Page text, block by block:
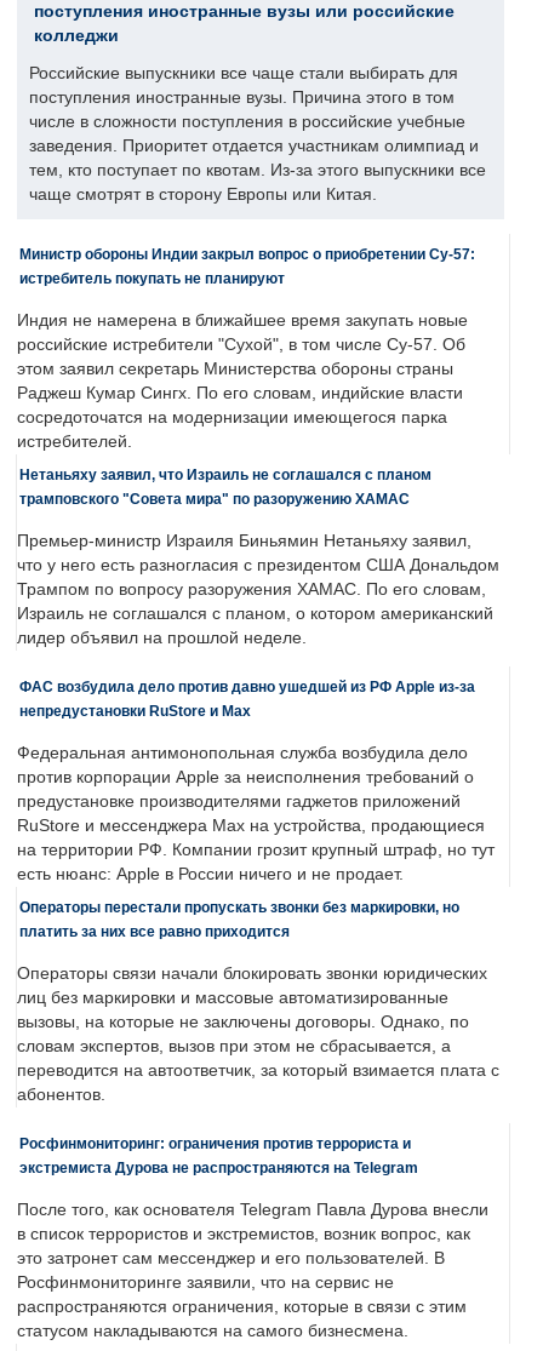
поступления иностранные вузы или российские
колледжи
Российские выпускники все чаще стали выбирать для
поступления иностранные вузы. Причина этого в том
числе в сложности поступления в российские учебные
заведения. Приоритет отдается участникам олимпиад и
тем, кто поступает по квотам. Из-за этого выпускники все
чаще смотрят в сторону Европы или Китая.
Министр обороны Индии закрыл вопрос о приобретении Су-57:
истребитель покупать не планируют
Индия не намерена в ближайшее время закупать новые
российские истребители "Сухой", в том числе Су-57. Об
этом заявил секретарь Министерства обороны страны
Раджеш Кумар Сингх. По его словам, индийские власти
сосредоточатся на модернизации имеющегося парка
истребителей.
Нетаньяху заявил, что Израиль не соглашался с планом
трамповского "Совета мира" по разоружению ХАМАС
Премьер-министр Израиля Биньямин Нетаньяху заявил,
что у него есть разногласия с президентом США Дональдом
Трампом по вопросу разоружения ХАМАС. По его словам,
Израиль не соглашался с планом, о котором американский
лидер объявил на прошлой неделе.
ФАС возбудила дело против давно ушедшей из РФ Apple из-за
непредустановки RuStore и Max
Федеральная антимонопольная служба возбудила дело
против корпорации Apple за неисполнения требований о
предустановке производителями гаджетов приложений
RuStore и мессенджера Max на устройства, продающиеся
на территории РФ. Компании грозит крупный штраф, но тут
есть нюанс: Apple в России ничего и не продает.
Операторы перестали пропускать звонки без маркировки, но
платить за них все равно приходится
Операторы связи начали блокировать звонки юридических
лиц без маркировки и массовые автоматизированные
вызовы, на которые не заключены договоры. Однако, по
словам экспертов, вызов при этом не сбрасывается, а
переводится на автоответчик, за который взимается плата с
абонентов.
Росфинмониторинг: ограничения против террориста и
экстремиста Дурова не распространяются на Telegram
После того, как основателя Telegram Павла Дурова внесли
в список террористов и экстремистов, возник вопрос, как
это затронет сам мессенджер и его пользователей. В
Росфинмониторинге заявили, что на сервис не
распространяются ограничения, которые в связи с этим
статусом накладываются на самого бизнесмена.